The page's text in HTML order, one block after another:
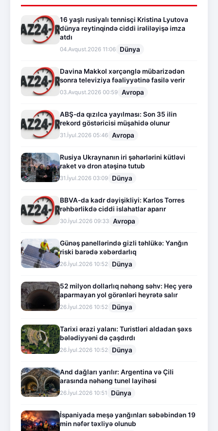
16 yaşlı rusiyalı tennisçi Kristina Lyutova
dünya reytinqində ciddi irəliləyişə imza
atdı
04.Avqust.2026 11:06 Dünya
Davina Makkol xərçənglə mübarizədən
sonra televiziya fəaliyyətinə fasilə verir
03.Avqust.2026 00:59 Avropa
ABŞ-da qızılca yayılması: Son 35 ilin
rekord göstəricisi müşahidə olunur
31.İyul.2026 05:46 Avropa
Rusiya Ukraynanın iri şəhərlərini kütləvi
raket və dron atəşinə tutub
31.İyul.2026 03:09 Dünya
BBVA-da kadr dəyişikliyi: Karlos Torres
rəhbərlikdə ciddi islahatlar aparır
30.İyul.2026 09:33 Avropa
Günəş panellərində gizli təhlükə: Yanğın
riski barədə xəbərdarlıq
26.İyul.2026 10:52 Dünya
52 milyon dollarlıq nəhəng səhv: Heç yerə
aparmayan yol görənləri heyrətə salır
26.İyul.2026 10:52 Dünya
Tarixi ərazi yalanı: Turistləri aldadan şəxs
bələdiyyəni də çaşdırdı
26.İyul.2026 10:52 Dünya
And dağları yarılır: Argentina və Çili
arasında nəhəng tunel layihəsi
26.İyul.2026 10:51 Dünya
İspaniyada meşə yanğınları səbəbindən 19
min nəfər təxliyə olunub